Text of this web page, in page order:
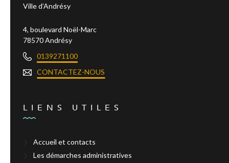
Ville d’Andrésy
4, boulevard Noël-Marc
78570 Andrésy
0139271100
CONTACTEZ-NOUS
LIENS UTILES
Accueil et contacts
Les démarches administratives